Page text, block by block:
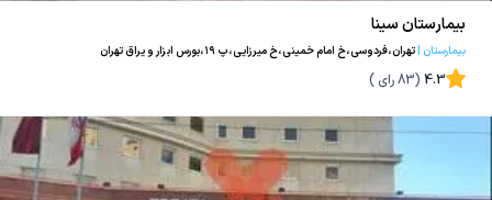
بیمارستان سینا
بیمارستان |تهران،فردوسی،خ امام خمینی،خ میرزایی،پ ۱۹،بورس ابزار و یراق تهران
4.3
(
83رای )